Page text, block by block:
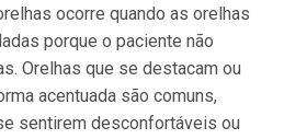
ocorre quando as orelhas
porque o paciente não
Orelhas que se destacam ou
acentuada são comuns,
sentirem desconfortáveis ou